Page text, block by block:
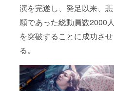
演を完遂し、発足以来、悲
願であった総動員数2000人
を突破することに成功させ
る。